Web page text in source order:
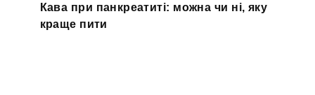
Кава при панкреатиті: можна чи ні, яку
краще пити